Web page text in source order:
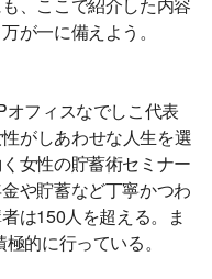
が一に備えよう。
フィスなでしこ代表
性がしあわせな人生を選
女性の貯蓄術セミナー
や貯蓄など丁寧かつわ
は150人を超える。ま
的に行っている。